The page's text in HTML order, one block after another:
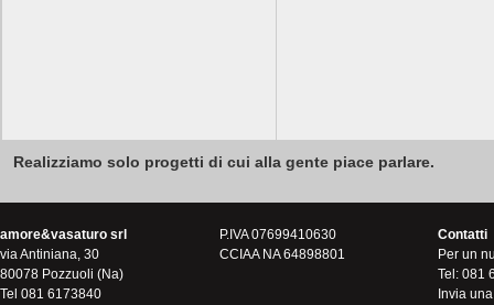
Realizziamo solo progetti di cui alla gente piace parlare.
amore&vasaturo srl
via Antiniana, 30
80078 Pozzuoli (Na)
Tel 081 6173840
P.IVA 07699410630
CCIAA NA 64898801
Contatti
Per un
Tel: 081
Invia